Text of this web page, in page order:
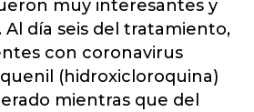
muy interesantes y
Al día seis del tratamiento,
con coronavirus
(hidroxicloroquina)
mientras que del